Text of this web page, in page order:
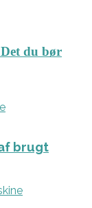
Det du bør
brugt